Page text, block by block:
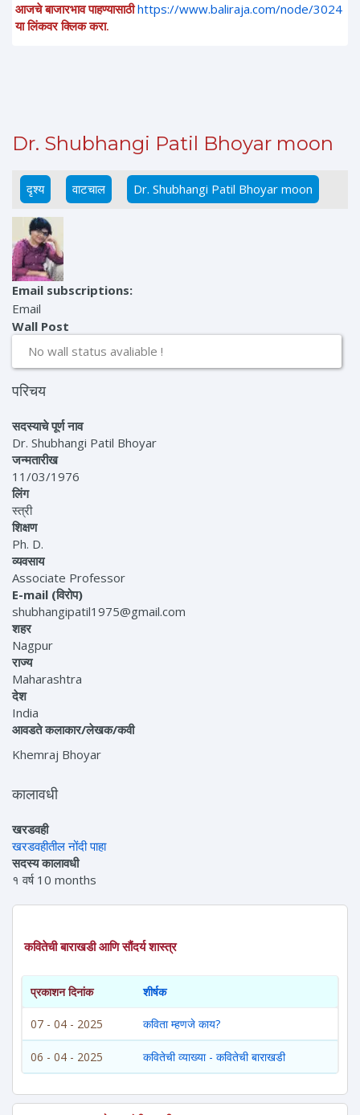
आजचे बाजारभाव पाहण्यासाठी https://www.baliraja.com/node/3024
या लिंकवर क्लिक करा.
Dr. Shubhangi Patil Bhoyar moon
Primary tabs
दृश्य(active tab)
वाटचाल Dr. Shubhangi Patil Bhoyar moon
Email subscriptions:
Email
Wall Post
No wall status avaliable !
परिचय
सदस्याचे पूर्ण नाव
Dr. Shubhangi Patil Bhoyar
जन्मतारीख
11/03/1976
लिंग
स्त्री
शिक्षण
Ph. D.
व्यवसाय
Associate Professor
E-mail (विरोप)
shubhangipatil1975@gmail.com
शहर
Nagpur
राज्य
Maharashtra
देश
India
आवडते कलाकार/लेखक/कवी
Khemraj Bhoyar
कालावधी
खरडवही
खरडवहीतील नोंदी पाहा
सदस्य कालावधी
१ वर्ष 10 months
कवितेची बाराखडी आणि सौंदर्य शास्त्र
प्रकाशन दिनांक शीर्षक
07 - 04 - 2025 कविता म्हणजे काय?
06 - 04 - 2025 कवितेची व्याख्या - कवितेची बाराखडी